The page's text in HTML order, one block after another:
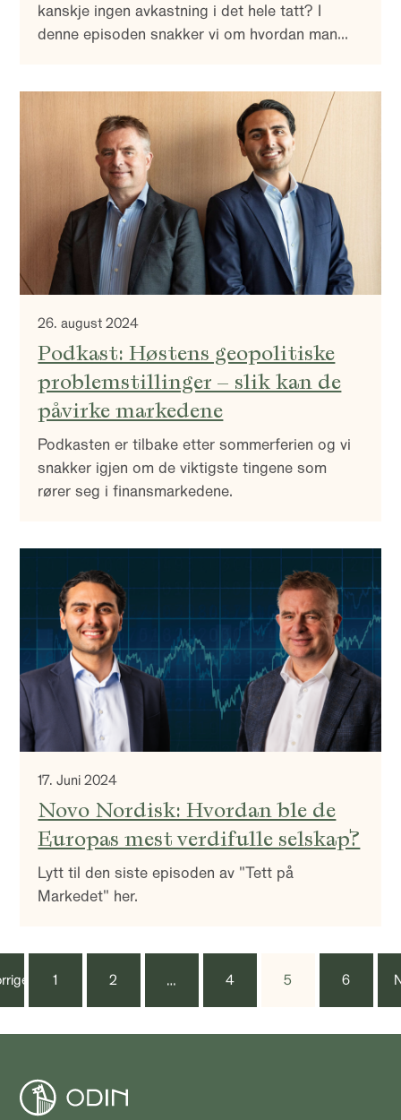
kanskje ingen avkastning i det hele tatt? I
denne episoden snakker vi om hvordan man
følger når vi investerer i selskap.
26. august 2024
Podkast: Høstens geopolitiske
problemstillinger – slik kan de
påvirke markedene
Podkasten er tilbake etter sommerferien og vi
snakker igjen om de viktigste tingene som
rører seg i finansmarkedene.
17. Juni 2024
Novo Nordisk: Hvordan ble de
Europas mest verdifulle selskap?
Lytt til den siste episoden av "Tett på
Markedet" her.
1 2 … 4 5 6